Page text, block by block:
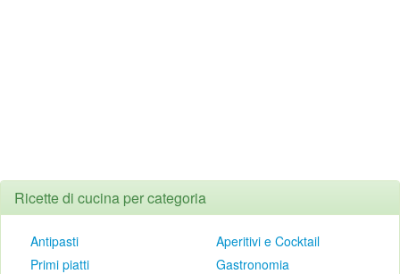
Ricette di cucina per categoria
Antipasti
Primi piatti
Aperitivi e Cocktail
Gastronomia